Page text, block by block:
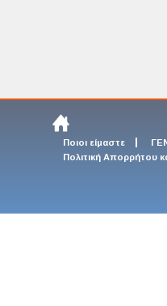
Ποιοι είμαστε
Πολιτική Απορρήτου